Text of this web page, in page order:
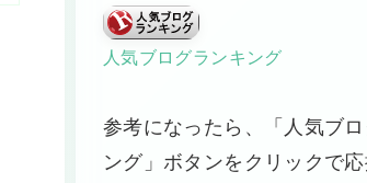
人気ブログランキング
参考になったら、「人気ブ
ング」ボタンをクリックで